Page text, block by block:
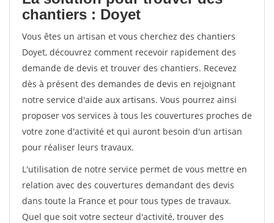
chantiers : Doyet
Vous êtes un artisan et vous cherchez des chantiers
Doyet, découvrez comment recevoir rapidement des
demande de devis et trouver des chantiers. Recevez
dès à présent des demandes de devis en rejoignant
notre service d'aide aux artisans. Vous pourrez ainsi
proposer vos services à tous les couvertures proches de
votre zone d'activité et qui auront besoin d'un artisan
pour réaliser leurs travaux.
L'utilisation de notre service permet de vous mettre en
relation avec des couvertures demandant des devis
dans toute la France et pour tous types de travaux.
Quel que soit votre secteur d'activité, trouver des